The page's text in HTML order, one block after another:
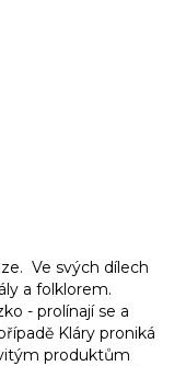
Ve svých dílech
a folklorem.
- prolínají se a
Kláry proniká
produktům